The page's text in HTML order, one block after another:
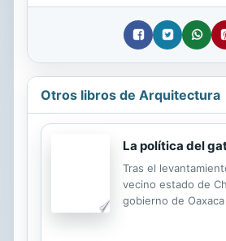
Otros libros de Arquitectura
La política del
Tras el
vecino estado de
gobierno de
materia de